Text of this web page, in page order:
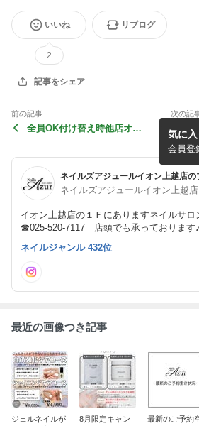
いいね
2
リブログ
記事をシェア
前の記事
全員OK付け替え時他店オフ
次の記
全員
去キ
ネイルズアジュールイオン上越店の
ネイルズアジュールイオン上越店
イオン上越店の１Ｆにありますネイルサロンです♪ ご予
☎︎025-520-7117 店頭でも承っております♪ ・分かりやすい定額制
・痛くない巻き爪ケア ・ケアメニューも豊富 お気軽にお問合
ださいませ❤
気に
会員登
ネイルジャンル 432位
最近の画像つき記事
ジェルネイルが
8月限定キャン
最新のご予約